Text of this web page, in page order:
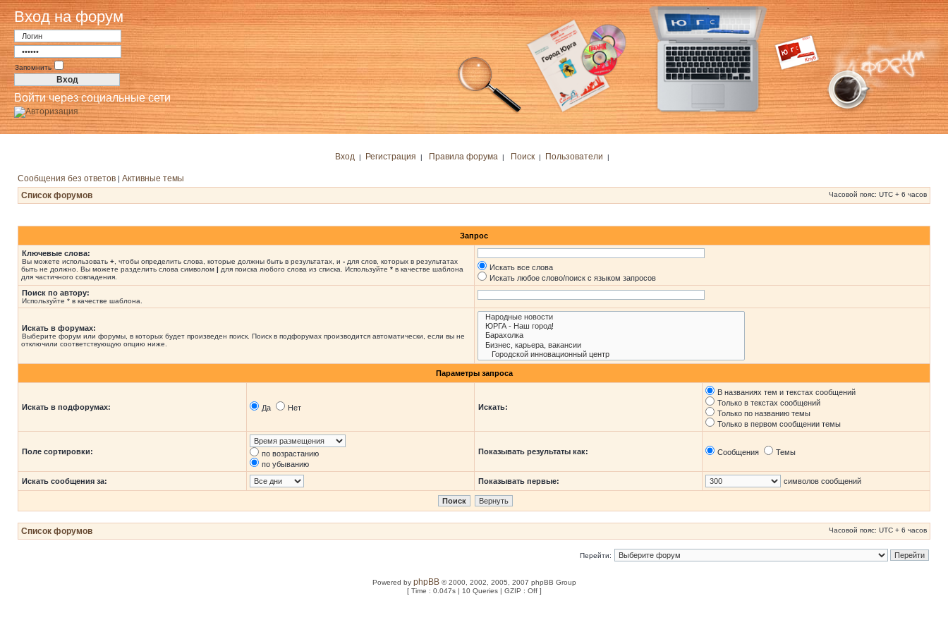
Вход на форум
Запомнить
Войти через социальные сети
Вход | Регистрация | Правила форума | Поиск| Пользователи |
Сообщения без ответов | Активные темы
Список форумов
Часовой пояс: UTC + 6 часов
Запрос
Ключевые слова:
Вы можете использовать + , чтобы определить слова, которые должны быть в результатах, и - для слов, которых в результатах
быть не должно. Вы можете разделить слова символом | для поиска любого слова из списка. Используйте * в качестве шаблона
для частичного совпадения.
Искать все слова
Искать любое слово/поиск с языком запросов
Поиск по автору:
Используйте * в качестве шаблона.
Искать в форумах:
Выберите форум или форумы, в которых будет произведен поиск. Поиск в подфорумах производится автоматически, если вы не
отключили соответствующую опцию ниже.
Параметры запроса
Искать в подфорумах: Да Нет Искать:
В названиях тем и текстах сообщений
Только в текстах сообщений
Только по названию темы
Только в первом сообщении темы
Поле сортировки:
по возрастанию
по убыванию
Показывать результаты как: Сообщения Темы
Искать сообщения за: Показывать первые: символов сообщений
Список форумов Часовой пояс: UTC + 6 часов
Перейти:
Powered by phpBB© 2000, 2002, 2005, 2007 phpBB Group
[ Time : 0.047s | 10 Queries | GZIP : Off ]